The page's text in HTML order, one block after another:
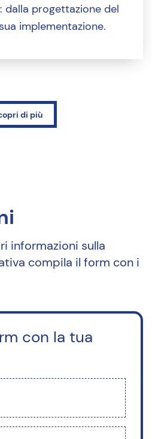
progettazione del
implementazione.
di più
informazioni sulla
compila il form con i
con la tua